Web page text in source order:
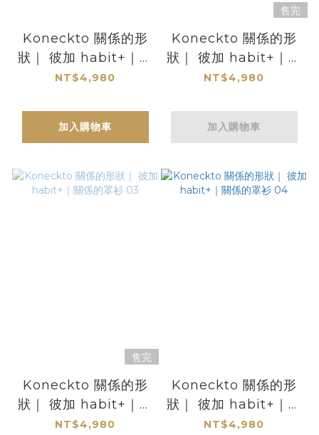
Koneckto 關係的形
狀｜ 彼加 habit+｜關
係的罩衫 01
NT$4,980
加入購物車
售完
Koneckto 關係的形
狀｜ 彼加 habit+｜關
係的罩衫 02
NT$4,980
加入購物車
售完
Koneckto 關係的形
狀｜ 彼加 habit+｜關
係的罩衫 03
NT$4,980
Koneckto 關係的形
狀｜ 彼加 habit+｜關
係的罩衫 04
NT$4,980